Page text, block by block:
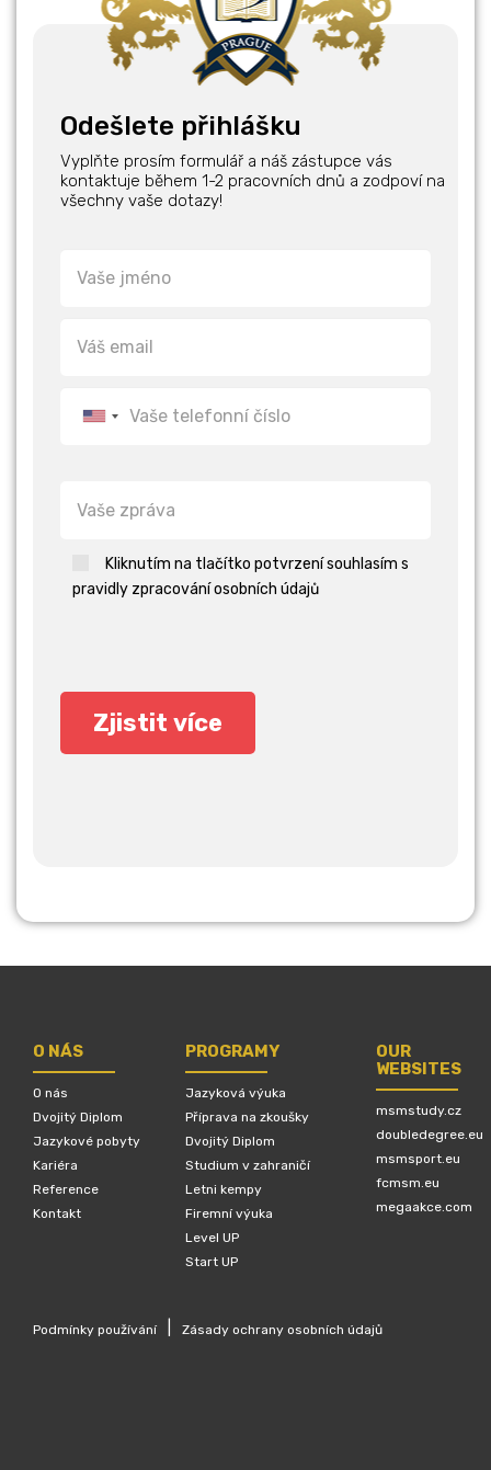
Odešlete přihlášku
Vyplňte prosím formulář a náš zástupce vás
kontaktuje během 1-2 pracovních dnů a zodpoví na
všechny vaše dotazy!
Kliknutím na tlačítko potvrzení souhlasím s
pravidly zpracování osobních údajů
O NÁS
O nás
Dvojitý Diplom
Jazykové pobyty
Kariéra
Reference
Kontakt
PROGRAMY
Jazyková výuka
Příprava na zkoušky
Dvojitý Diplom
Studium v zahraničí
Letni kempy
Firemní výuka
Level UP
Start UP
OUR
WEBSITES
msmstudy.cz
doubledegree.eu
msmsport.eu
fcmsm.eu
megaakce.com
Podmínky používání Zásady ochrany osobních údajů